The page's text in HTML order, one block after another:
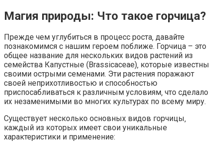
Магия природы: Что такое горчица?
Прежде чем углубиться в процесс роста‚ давайте
познакомимся с нашим героем поближе. Горчица – это
общее название для нескольких видов растений из
семейства Капустные (Brassicaceae)‚ которые известны
своими острыми семенами. Эти растения поражают
своей неприхотливостью и способностью
приспосабливаться к различным условиям‚ что сделало
их незаменимыми во многих культурах по всему миру.
Существует несколько основных видов горчицы‚
каждый из которых имеет свои уникальные
характеристики и применение: